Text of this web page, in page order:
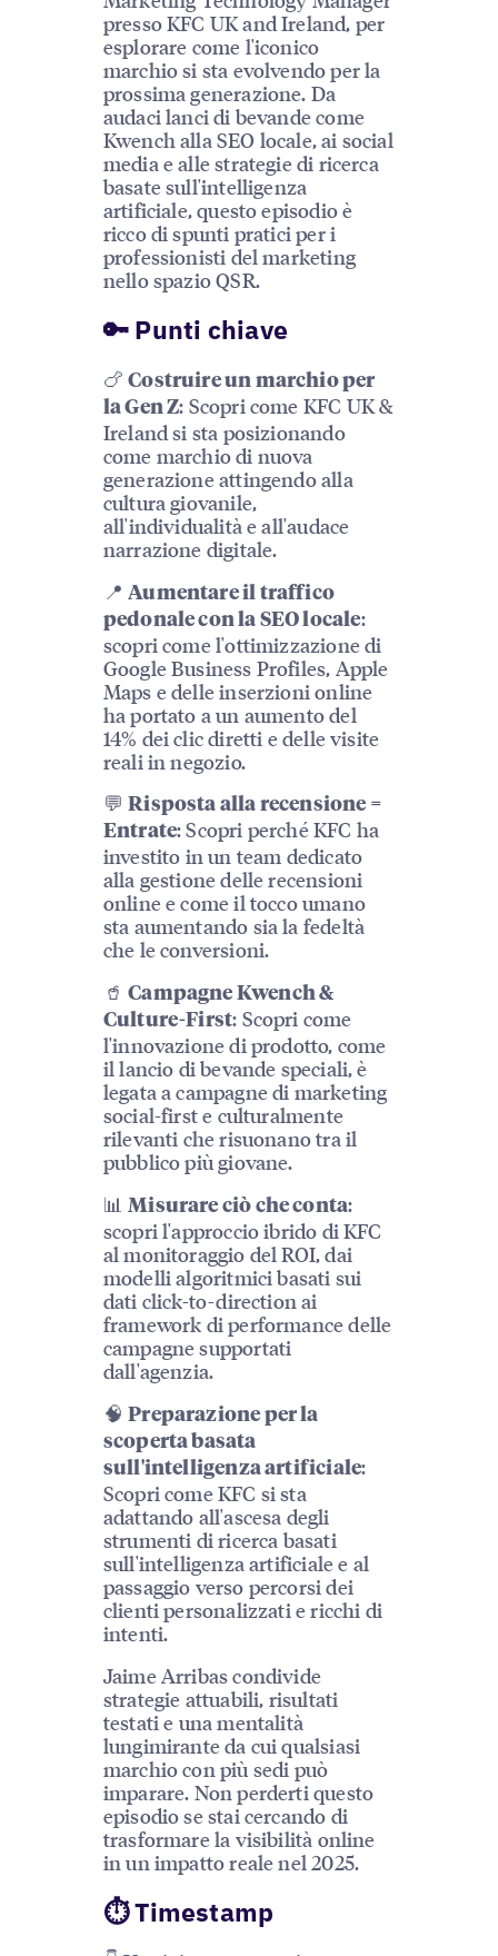
presso KFC UK and Ireland, per
esplorare come l'iconico
marchio si sta evolvendo per la
prossima generazione. Da
audaci lanci di bevande come
Kwench alla SEO locale, ai social
media e alle strategie di ricerca
basate sull'intelligenza
artificiale, questo episodio è
ricco di spunti pratici per i
professionisti del marketing
nello spazio QSR.
🔑 Punti chiave
🍗Costruire un marchio per
la Gen Z: Scopri come KFC UK &
Ireland si sta posizionando
come marchio di nuova
generazione attingendo alla
cultura giovanile,
all'individualità e all'audace
narrazione digitale.
📍 Aumentare il traffico
pedonale con la SEO locale:
scopri come l'ottimizzazione di
Google Business Profiles, Apple
Maps e delle inserzioni online
ha portato a un aumento del
14% dei clic diretti e delle visite
reali in negozio.
💬Risposta alla recensione =
Entrate: Scopri perché KFC ha
investito in un team dedicato
alla gestione delle recensioni
online e come il tocco umano
sta aumentando sia la fedeltà
che le conversioni.
🥤Campagne Kwench &
Culture-First: Scopri come
l'innovazione di prodotto, come
il lancio di bevande speciali, è
legata a campagne di marketing
social-first e culturalmente
rilevanti che risuonano tra il
pubblico più giovane.
📊 Misurare ciò che conta:
scopri l'approccio ibrido di KFC
al monitoraggio del ROI, dai
modelli algoritmici basati sui
dati click-to-direction ai
framework di performance delle
campagne supportati
dall'agenzia.
🧠Preparazione per la
scoperta basata
sull'intelligenza artificiale:
Scopri come KFC si sta
adattando all'ascesa degli
strumenti di ricerca basati
sull'intelligenza artificiale e al
passaggio verso percorsi dei
clienti personalizzati e ricchi di
intenti.
Jaime Arribas condivide
strategie attuabili, risultati
testati e una mentalità
lungimirante da cui qualsiasi
marchio con più sedi può
imparare. Non perderti questo
episodio se stai cercando di
trasformare la visibilità online
in un impatto reale nel 2025.
⏱ Timestamp